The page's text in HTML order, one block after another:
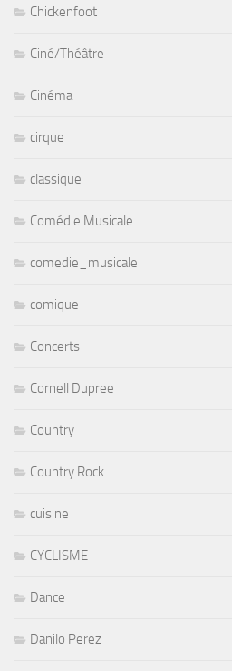
Chickenfoot
Ciné/Théâtre
Cinéma
cirque
classique
Comédie Musicale
comedie_musicale
comique
Concerts
Cornell Dupree
Country
Country Rock
cuisine
CYCLISME
Dance
Danilo Perez